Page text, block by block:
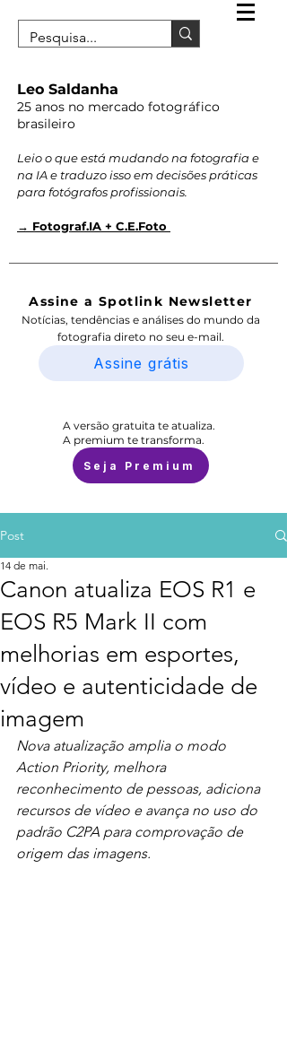
Leo Saldanha
25 anos no mercado fotográfico
brasileiro
Leio o que está mudando na fotografia e
na IA e traduzo isso em decisões práticas
para fotógrafos profissionais.
→ Fotograf.IA + C.E.Foto
Assine a Spotlink Newsletter
Notícias, tendências e análises do mundo da
fotografia direto no seu e-mail.
Assine grátis
A versão gratuita te atualiza.
A premium te transforma.
Seja Premium
Post
Canon atualiza EOS R1 e
EOS R5 Mark II com
melhorias em esportes,
vídeo e autenticidade de
imagem
14 de mai.
Nova atualização amplia o modo
Action Priority, melhora
reconhecimento de pessoas, adiciona
recursos de vídeo e avança no uso do
padrão C2PA para comprovação de
origem das imagens.